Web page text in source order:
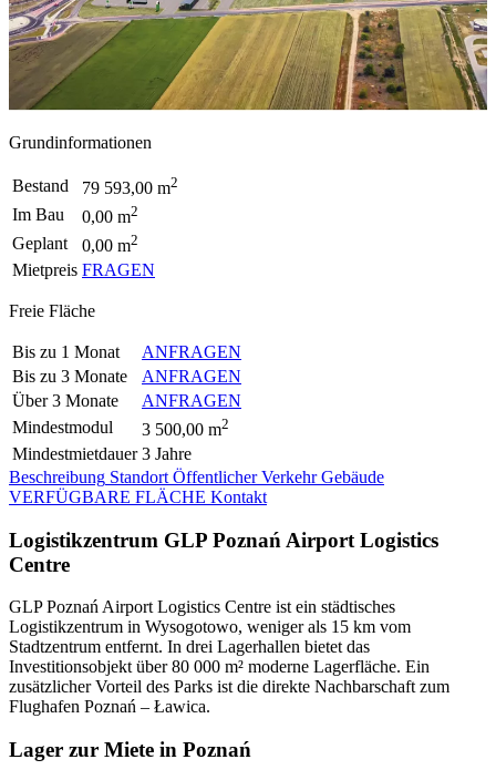
Grundinformationen
Bestand 79 593,00 m2
Im Bau 0,00 m2
Geplant 0,00 m2
Mietpreis FRAGEN
Freie Fläche
Bis zu 1 Monat
ANFRAGEN
Bis zu 3 Monate
ANFRAGEN
Über 3 Monate
ANFRAGEN
Mindestmodul
3 500,00 m2
Mindestmietdauer 3 Jahre
Beschreibung Standort Öffentlicher Verkehr Gebäude
VERFÜGBARE FLÄCHE Kontakt
Logistikzentrum GLP Poznań Airport Logistics
Centre
GLP Poznań Airport Logistics Centre ist ein städtisches
Logistikzentrum in Wysogotowo, weniger als 15 km vom
Stadtzentrum entfernt. In drei Lagerhallen bietet das
Investitionsobjekt über 80 000 m² moderne Lagerfläche. Ein
zusätzlicher Vorteil des Parks ist die direkte Nachbarschaft zum
Flughafen Poznań – Ławica.
Lager zur Miete in Poznań